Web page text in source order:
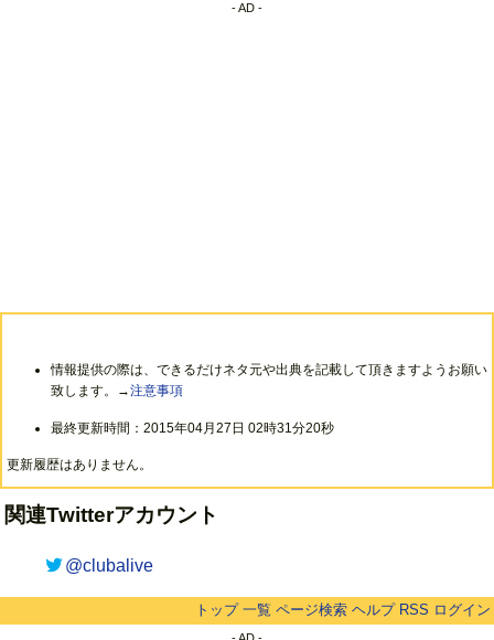
- AD -
情報提供の際は、できるだけネタ元や出典を記載して頂きますようお願い
致します。→注意事項
最終更新時間：2015年04月27日 02時31分20秒
更新履歴はありません。
関連Twitterアカウント
@clubalive
トップ 一覧 ページ検索 ヘルプ RSS ログイン